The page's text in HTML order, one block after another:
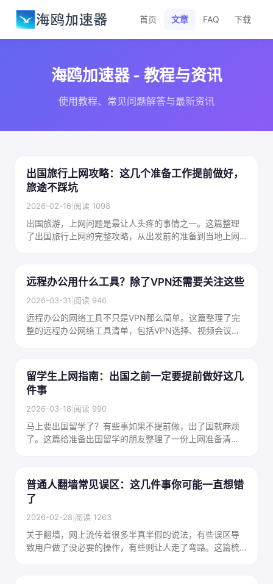
首页 文章 FAQ 下载
海鸥加速器 - 教程与资讯
使用教程、常见问题解答与最新资讯
出国旅行上网攻略：这几个准备工作提前做好，
旅途不踩坑
2026-02-16 阅读 1098
出国旅游，上网问题是最让人头疼的事情之一。这篇整理
了出国旅行上网的完整攻略，从出发前的准备到当地上网
远程办公用什么工具？除了VPN还需要关注这些
2026-03-31 阅读 946
远程办公的网络工具不只是VPN那么简单。这篇整理了完
整的远程办公网络工具清单，包括VPN选择、视频会议工
留学生上网指南：出国之前一定要提前做好这几
件事
2026-03-18 阅读 990
马上要出国留学了？有些事如果不提前做，出了国就麻烦
了。这篇给准备出国留学的朋友整理了一份上网准备清
普通人翻墙常见误区：这几件事你可能一直想错
了
2026-02-28 阅读 1263
关于翻墙，网上流传着很多半真半假的说法，有些误区导
致用户做了没必要的操作，有些则让人走了弯路。这篇梳